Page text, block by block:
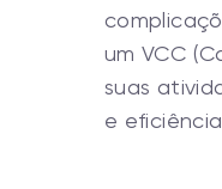
um VCC
suas
e